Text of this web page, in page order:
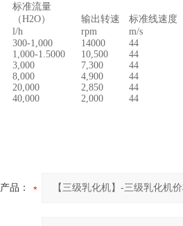
标准流量
（H2O）
输出转速 标准线速度
l/h rpm m/s
300-1,000 14000 44
1,000-1.5000 10,500 44
3,000 7,300 44
8,000 4,900 44
20,000 2,850 44
40,000 2,000 44
产品：